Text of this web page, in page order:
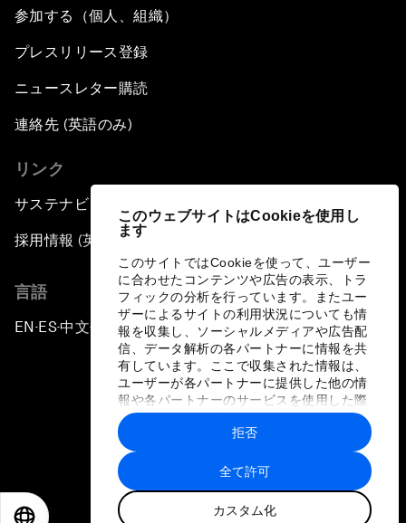
このウェブサイトはCookieを使用し
ます
このサイトではCookieを使って、ユーザー
に合わせたコンテンツや広告の表示、トラ
フィックの分析を行っています。またユー
ザーによるサイトの利用状況についても情
報を収集し、ソーシャルメディアや広告配
信、データ解析の各パートナーに情報を共
有しています。ここで収集された情報は、
ユーザーが各パートナーに提供した他の情
報や各パートナーのサービスを使用した際
に収集された情報と組み合わされ、各パー
トナーによって使用されることがありま
す。
全て許可
カスタム化
拒否
参加する（個人、組織）
プレスリリース登録
ニュースレター購読
連絡先 (英語のみ)
リンク
サステナビリティへの取り組み
採用情報 (英語のみ)
言語
EN ▪ES▪中文▪ 日本語
プライバシーポリシーと利用規約
サイトマップ
©
世界経済フォーラム